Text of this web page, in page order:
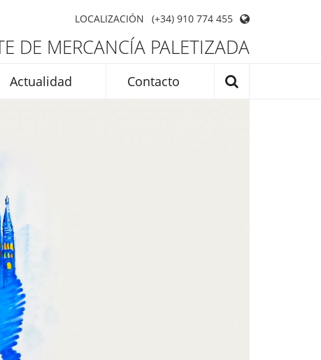
LOCALIZACIÓN (+34) 910 774 455
DE MERCANCÍA PALETIZADA
Actualidad Contacto